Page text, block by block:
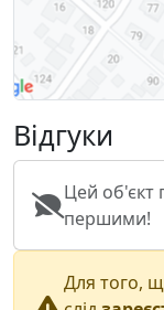
Відгуки
Цей об'єкт
першими!
Для того,